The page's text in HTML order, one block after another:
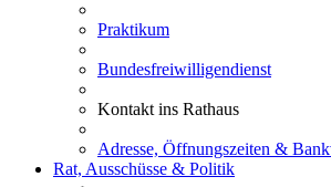
Praktikum
Bundesfreiwilligendienst
Kontakt ins Rathaus
Adresse, Öffnungszeiten &
Rat, Ausschüsse & Politik